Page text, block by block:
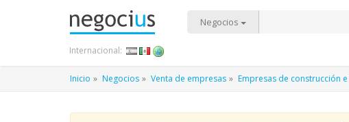
Negocios
Internacional:
Inicio Negocios Venta de empresas Empresas de construcción